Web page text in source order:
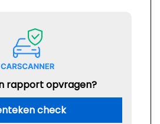
rapport opvragen?
check